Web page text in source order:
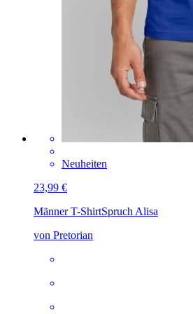
Neuheiten
23,99 €
Männer T-ShirtSpruch Alisa
von Pretorian